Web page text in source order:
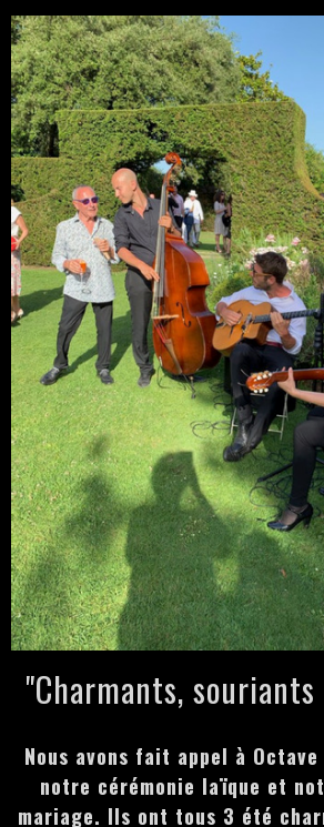
"Charmants,
Nous avons fait appel à
notre cérémonie laïque et
mariage. Ils ont tous 3 été